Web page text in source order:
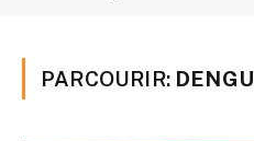
PARCOURIR: